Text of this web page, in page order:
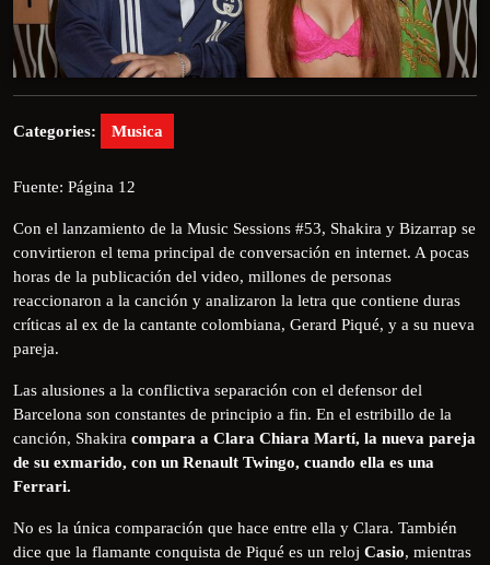
Categories: Musica
Fuente: Página 12
Con el lanzamiento de la Music Sessions #53, Shakira y Bizarrap se
convirtieron el tema principal de conversación en internet. A pocas
horas de la publicación del video, millones de personas
reaccionaron a la canción y analizaron la letra que contiene duras
críticas al ex de la cantante colombiana, Gerard Piqué, y a su nueva
pareja.
Las alusiones a la conflictiva separación con el defensor del
Barcelona son constantes de principio a fin. En el estribillo de la
canción, Shakira compara a Clara Chiara Martí, la nueva pareja
de su exmarido, con un Renault Twingo, cuando ella es una
Ferrari.
No es la única comparación que hace entre ella y Clara. También
dice que la flamante conquista de Piqué es un reloj Casio, mientras